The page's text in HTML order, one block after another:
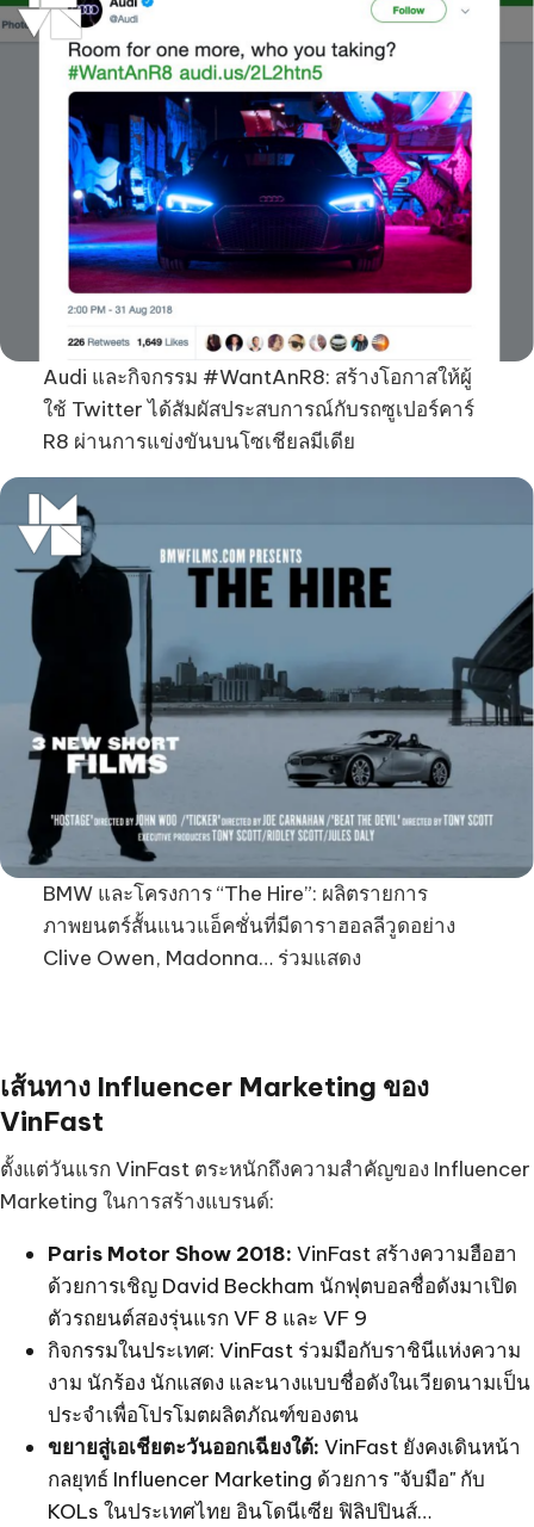
Audi และกิจกรรม #WantAnR8: สร้างโอกาสให้ผู้
ใช้ Twitter ได้สัมผัสประสบการณ์กับรถซูเปอร์คาร์
R8 ผ่านการแข่งขันบนโซเชียลมีเดีย
BMW และโครงการ “The Hire”: ผลิตรายการ
ภาพยนตร์สั้นแนวแอ็คชั่นที่มีดาราฮอลลีวูดอย่าง
Clive Owen, Madonna… ร่วมแสดง
เส้นทาง Influencer Marketing ของ
VinFast
ตั้งแต่วันแรก VinFast ตระหนักถึงความสำคัญของ Influencer
Marketing ในการสร้างแบรนด์:
Paris Motor Show 2018: VinFast สร้างความฮือฮา
ด้วยการเชิญ David Beckham นักฟุตบอลชื่อดังมาเปิด
ตัวรถยนต์สองรุ่นแรก VF 8 และ VF 9
กิจกรรมในประเทศ: VinFast ร่วมมือกับราชินีแห่งความ
งาม นักร้อง นักแสดง และนางแบบชื่อดังในเวียดนามเป็น
ประจำเพื่อโปรโมตผลิตภัณฑ์ของตน
ขยายสู่เอเชียตะวันออกเฉียงใต้: VinFast ยังคงเดินหน้า
กลยุทธ์ Influencer Marketing ด้วยการ "จับมือ" กับ
KOLs ในประเทศไทย อินโดนีเซีย ฟิลิปปินส์…